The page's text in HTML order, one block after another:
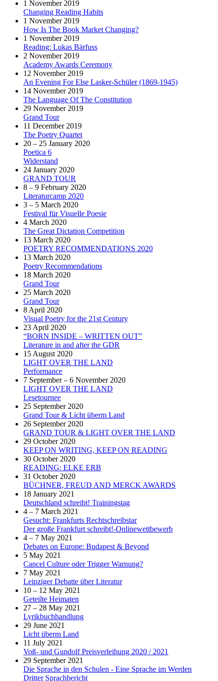
1 November 2019
Changing Reading Habits
1 November 2019
How Is The Book Market Changing?
1 November 2019
Reading: Lukas Bärfuss
2 November 2019
Academy Awards Ceremony
12 November 2019
An Evening For Else Lasker-Schüler (1869-1945)
14 November 2019
The Language Of The Constitution
29 November 2019
Grand Tour
11 December 2019
The Poetry Quartet
20 – 25 January 2020
Poetica 6
Widerstand
24 January 2020
GRAND TOUR
8 – 9 February 2020
Literaturcamp 2020
3 – 5 March 2020
Festival für Visuelle Poesie
4 March 2020
The Great Dictation Competition
13 March 2020
POETRY RECOMMENDATIONS 2020
13 March 2020
Poetry Recommendations
18 March 2020
Grand Tour
25 March 2020
Grand Tour
8 April 2020
Visual Poetry for the 21st Century
23 April 2020
“BORN INSIDE – WRITTEN OUT”
Literature in and after the GDR
15 August 2020
LIGHT OVER THE LAND
Performance
7 September – 6 November 2020
LIGHT OVER THE LAND
Lesetournee
25 September 2020
Grand Tour & Licht überm Land
26 September 2020
GRAND TOUR & LIGHT OVER THE LAND
29 October 2020
KEEP ON WRITING, KEEP ON READING
30 October 2020
READING: ELKE ERB
31 October 2020
BÜCHNER, FREUD AND MERCK AWARDS
18 January 2021
Deutschland schreibt! Trainingstag
4 – 7 March 2021
Gesucht: Frankfurts Rechtschreibstar
Der große Frankfurt schreibt!-Onlinewettbewerb
4 – 7 May 2021
Debates on Europe: Budapest & Beyond
5 May 2021
Cancel Culture oder Trigger Warnung?
7 May 2021
Leipziger Debatte über Literatur
10 – 12 May 2021
Geteilte Heimaten
27 – 28 May 2021
Lyrikbuchhandlung
29 June 2021
Licht überm Land
11 July 2021
Voß- und Gundolf Preisverleihung 2020 / 2021
29 September 2021
Die Sprache in den Schulen - Eine Sprache im Werden
Dritter Sprachbericht